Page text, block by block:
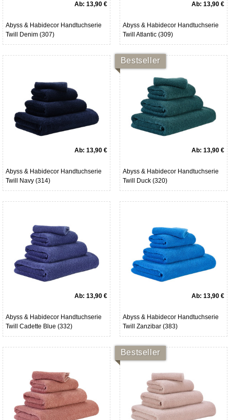
Ab: 13,90 €
Abyss & Habidecor Handtuchserie
Twill Denim (307)
Ab: 13,90 €
Abyss & Habidecor Handtuchserie
Twill Atlantic (309)
Ab: 13,90 €
Abyss & Habidecor Handtuchserie
Twill Navy (314)
Bestseller
Ab: 13,90 €
Abyss & Habidecor Handtuchserie
Twill Duck (320)
Ab: 13,90 €
Abyss & Habidecor Handtuchserie
Twill Cadette Blue (332)
Ab: 13,90 €
Abyss & Habidecor Handtuchserie
Twill Zanzibar (383)
Bestseller